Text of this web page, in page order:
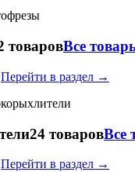
товаровВсе
Перейти в раздел →
24 товаровВсе
Перейти в раздел →